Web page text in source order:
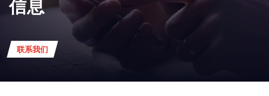
信息
联系我们